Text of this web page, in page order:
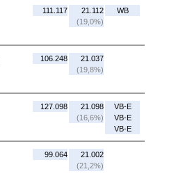
111.117
21.112
(19,0%)
WB
106.248
21.037
(19,8%)
127.098
21.098
(16,6%)
VB-E
VB-E
VB-E
99.064
21.002
(21,2%)